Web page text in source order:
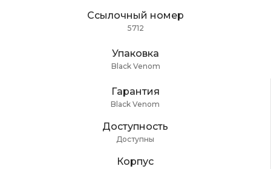
Ссылочный номер
5712
Упаковка
Black Venom
Гарантия
Black Venom
Доступность
Доступны
Корпус